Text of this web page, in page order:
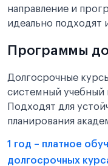
направление и
идеально подходят
Программы
Долгосрочные
системный учебный
Подходят для
планирования
1 год – платное
долгосрочных